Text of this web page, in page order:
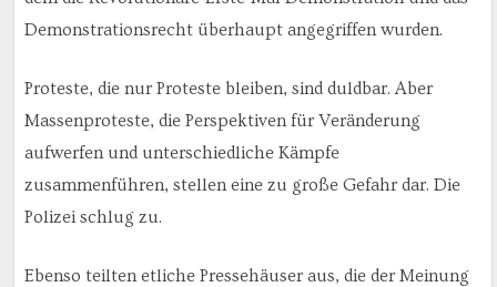
Demonstrationsrecht überhaupt angegriffen wurden.
Proteste, die nur Proteste bleiben, sind duldbar. Aber
Massenproteste, die Perspektiven für Veränderung
aufwerfen und unterschiedliche Kämpfe
zusammenführen, stellen eine zu große Gefahr dar. Die
Polizei schlug zu.
Ebenso teilten etliche Pressehäuser aus, die der Meinung